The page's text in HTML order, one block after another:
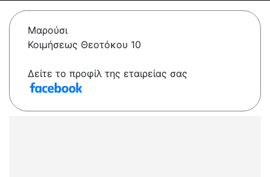
Μαρούσι
Κοιμήσεως Θεοτόκου 10
Δείτε το προφίλ της εταιρείας σας